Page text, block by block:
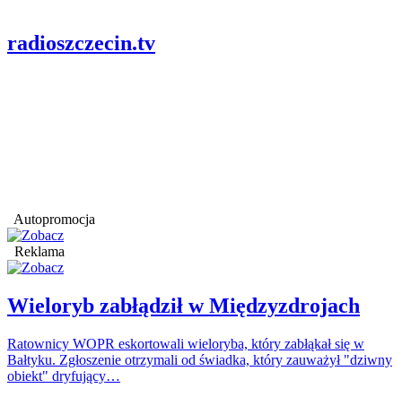
radioszczecin.tv
Autopromocja
Reklama
Wieloryb zabłądził w Międzyzdrojach
Ratownicy WOPR eskortowali wieloryba, który zabłąkał się w
Bałtyku. Zgłoszenie otrzymali od świadka, który zauważył "dziwny
obiekt" dryfujący…